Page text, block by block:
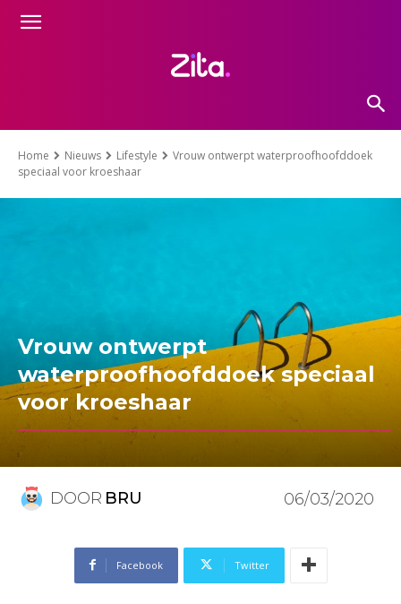
Home Nieuws Lifestyle
Vrouw ontwerpt waterproofhoofddoek
speciaal voor kroeshaar
Vrouw ontwerpt
waterproofhoofddoek speciaal
voor kroeshaar
DOOR BRU 06/03/2020
Facebook Twitter